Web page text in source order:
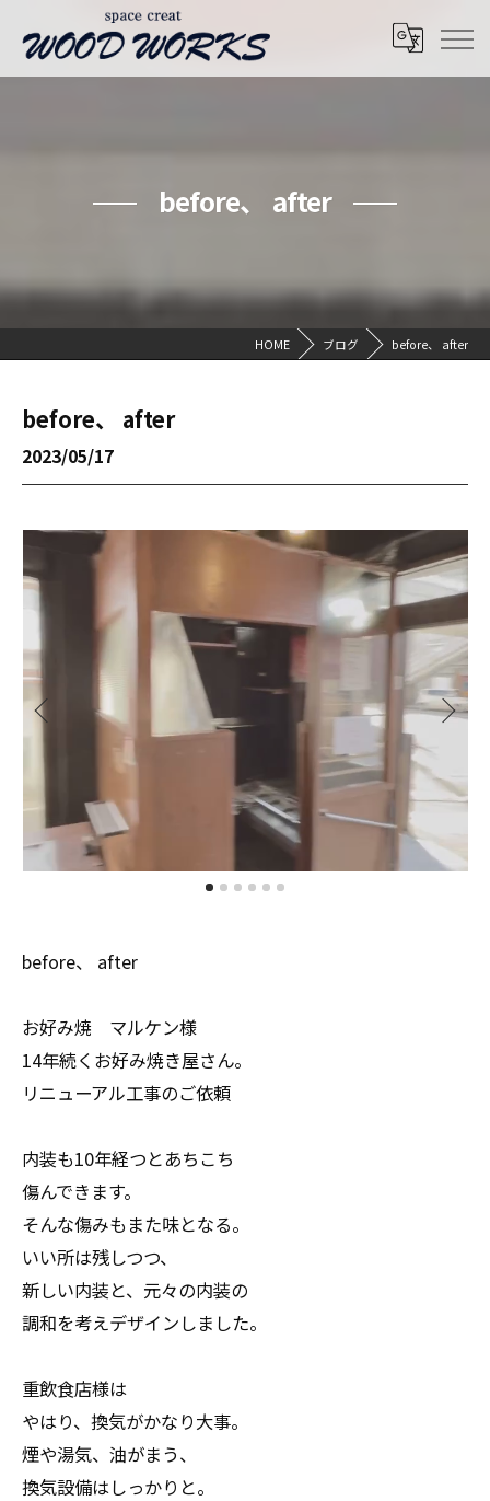
before、 after
HOME ブログ before、 after
before、 after
2023/05/17
before、 after
お好み焼 マルケン様
14年続くお好み焼き屋さん。
リニューアル工事のご依頼
内装も10年経つとあちこち
傷んできます。
そんな傷みもまた味となる。
いい所は残しつつ、
新しい内装と、元々の内装の
調和を考えデザインしました。
重飲食店様は
やはり、換気がかなり大事。
煙や湯気、油がまう、
換気設備はしっかりと。